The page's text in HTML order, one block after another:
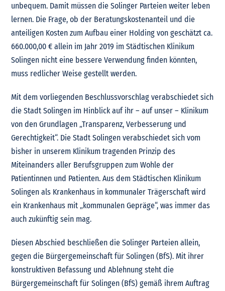
unbequem. Damit müssen die Solinger Parteien weiter leben
lernen. Die Frage, ob der Beratungskostenanteil und die
anteiligen Kosten zum Aufbau einer Holding von geschätzt ca.
660.000,00 € allein im Jahr 2019 im Städtischen Klinikum
Solingen nicht eine bessere Verwendung finden könnten,
muss redlicher Weise gestellt werden.
Mit dem vorliegenden Beschlussvorschlag verabschiedet sich
die Stadt Solingen im Hinblick auf ihr – auf unser – Klinikum
von den Grundlagen „Transparenz, Verbesserung und
Gerechtigkeit“. Die Stadt Solingen verabschiedet sich vom
bisher in unserem Klinikum tragenden Prinzip des
Miteinanders aller Berufsgruppen zum Wohle der
Patientinnen und Patienten. Aus dem Städtischen Klinikum
Solingen als Krankenhaus in kommunaler Trägerschaft wird
ein Krankenhaus mit „kommunalen Gepräge“, was immer das
auch zukünftig sein mag.
Diesen Abschied beschließen die Solinger Parteien allein,
gegen die Bürgergemeinschaft für Solingen (BfS). Mit ihrer
konstruktiven Befassung und Ablehnung steht die
Bürgergemeinschaft für Solingen (BfS) gemäß ihrem Auftrag